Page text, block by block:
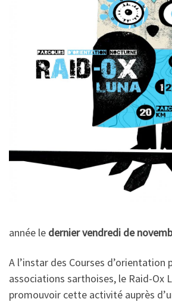
année le dernier vendredi de
A l’instar des Courses d’orientation
associations sarthoises, le Raid-Ox
promouvoir cette activité auprès